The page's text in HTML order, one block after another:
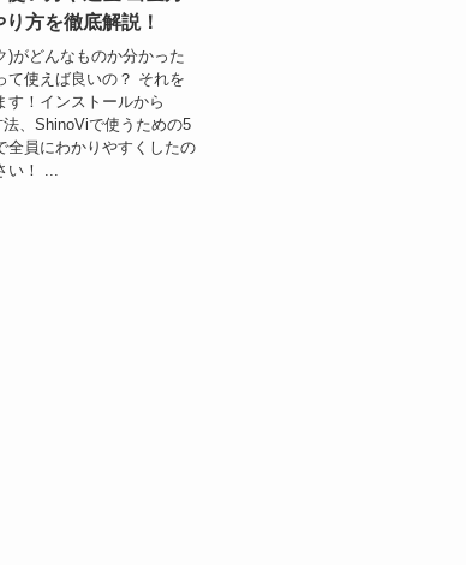
方を徹底解説！
)がどんなものか分かった
て使えば良いの？ それを
す！インストールから
、ShinoViで使うための5
全員にわかりやすくしたの
い！ ...